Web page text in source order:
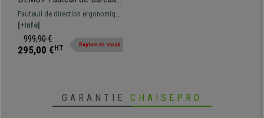
RABAT, en Cuir, Marron,
Dossier Basculant, Grande
Qualité et Design.
Fauteuil de direction ergonomique
avec dossier basculant. Design et
finitions parfaites, luxe et confort
au meilleur prix
[+Info]
999,90 €
295,00 € HT Rupture de stock
GARANTIE CHAISEPRO